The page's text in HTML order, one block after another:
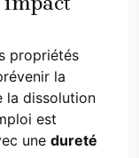
propriétés
la
la dissolution
est
une dureté